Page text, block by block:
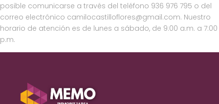
posible comunicarse a través del teléfono 936 976 795 o del
correo electrónico camilocastilloflores@gmail.com. Nuestro
horario de atención es de lunes a sábado, de 9:00 a.m. a 7:00
p.m.